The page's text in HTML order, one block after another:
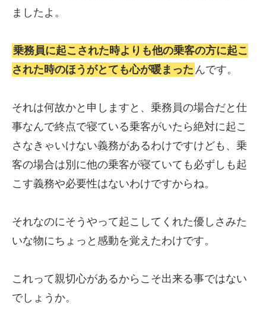
ましたよ。
乗務員に起こされた時よりも他の乗客の方に起こ
された時のほうがとても心が暖まった んです。
それは何故かと申しますと、乗務員の場合だと仕
事なんで終点で寝ている乗客がいたら絶対に起こ
さなきゃいけない義務があるわけですけども、乗
客の場合は別に他の乗客が寝ていても必ずしも起
こす義務や必要性はないわけですからね。
それなのにそうやって起こしてくれた優しさみた
いな物にちょっと感動を覚えたわけです。
これって親切心があるからこそ出来る事ではない
でしょうか。